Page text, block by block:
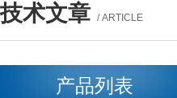
技术文章 / ARTICLE
产品列表